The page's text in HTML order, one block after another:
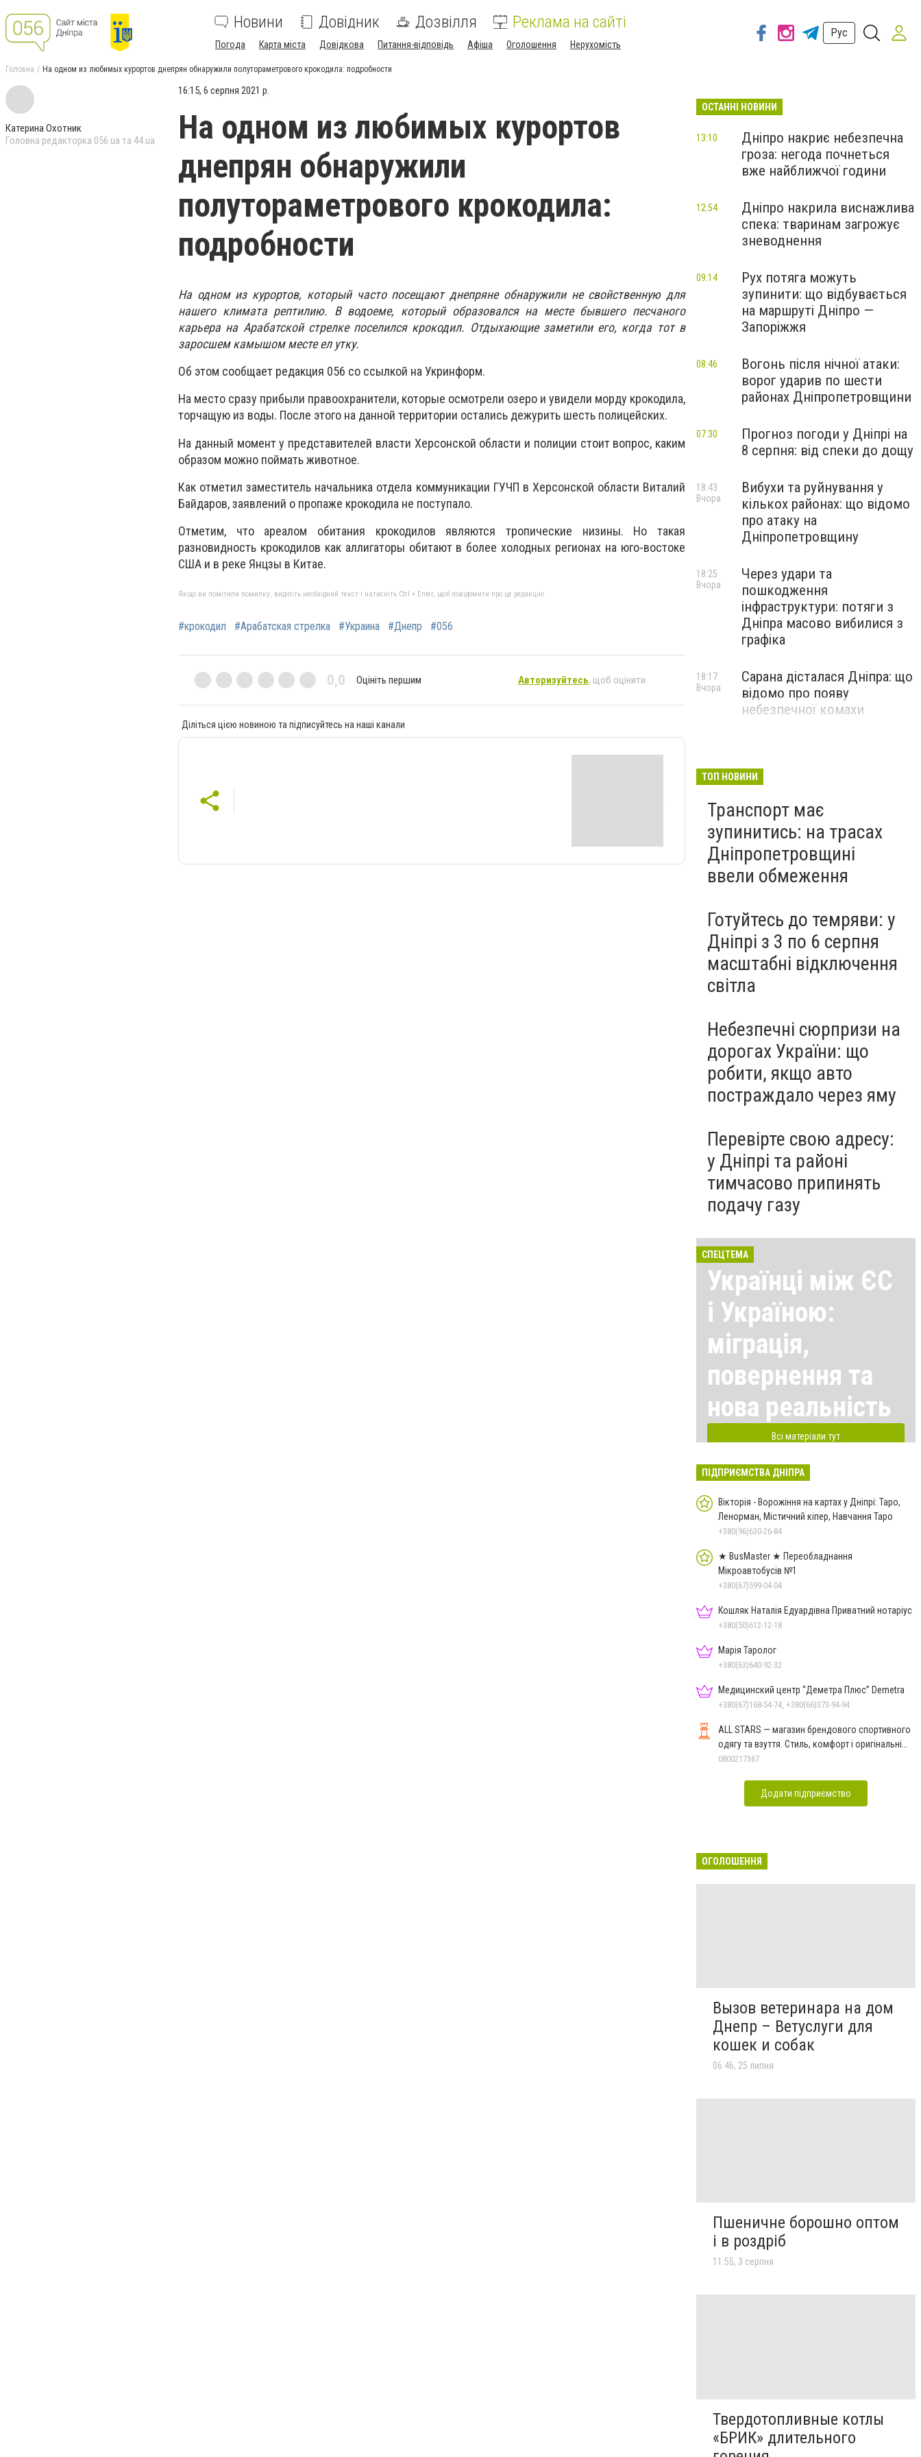
Новини Довідник Дозвілля Реклама на сайті
Погода Карта міста Довідкова Питання-відповідь Афіша Оголошення Нерухомість
Рус
Головна На одном из любимых курортов днепрян обнаружили полутораметрового крокодила: подробности
Катерина Охотник
Головна редакторка 056.ua та 44.ua
16:15, 6 серпня 2021 р.
На одном из любимых курортов
днепрян обнаружили
полутораметрового крокодила:
подробности
На одном из курортов, который часто посещают днепряне обнаружили не свойственную для
нашего климата рептилию. В водоеме, который образовался на месте бывшего песчаного
карьера на Арабатской стрелке поселился крокодил. Отдыхающие заметили его, когда тот в
заросшем камышом месте ел утку.
Об этом сообщает редакция 056 со ссылкой на Укринформ.
На место сразу прибыли правоохранители, которые осмотрели озеро и увидели морду крокодила,
торчащую из воды. После этого на данной территории остались дежурить шесть полицейских.
На данный момент у представителей власти Херсонской области и полиции стоит вопрос, каким
образом можно поймать животное.
Как отметил заместитель начальника отдела коммуникации ГУЧП в Херсонской области Виталий
Байдаров, заявлений о пропаже крокодила не поступало.
Отметим, что ареалом обитания крокодилов являются тропические низины. Но такая
разновидность крокодилов как аллигаторы обитают в более холодных регионах на юго-востоке
США и в реке Янцзы в Китае.
Якщо ви помітили помилку, виділіть необхідний текст і натисніть Ctrl + Enter, щоб повідомити про це редакцію
#крокодил #Арабатская стрелка #Украина #Днепр #056
0,0 Оцініть першим Авторизуйтесь, щоб оцінити
Діліться цією новиною та підписуйтесь на наші канали
ОСТАННІ НОВИНИ
Дніпро накриє небезпечна
гроза: негода почнеться
вже найближчої години
13:10
Дніпро накрила виснажлива
спека: тваринам загрожує
зневоднення
12:54
Рух потяга можуть
зупинити: що відбувається
на маршруті Дніпро —
Запоріжжя
09:14
Вогонь після нічної атаки:
ворог ударив по шести
районах Дніпропетровщини
08:46
Прогноз погоди у Дніпрі на
8 серпня: від спеки до дощу
07:30
Вибухи та руйнування у
кількох районах: що відомо
про атаку на
Дніпропетровщину
18:43
Вчора
Через удари та
пошкодження
інфраструктури: потяги з
Дніпра масово вибилися з
графіка
18:25
Вчора
Сарана дісталася Дніпра: що
відомо про появу
небезпечної комахи
18:17
Вчора
ТОП НОВИНИ
Транспорт має
зупинитись: на трасах
Дніпропетровщині
ввели обмеження
Готуйтесь до темряви: у
Дніпрі з 3 по 6 серпня
масштабні відключення
світла
Небезпечні сюрпризи на
дорогах України: що
робити, якщо авто
постраждало через яму
Перевірте свою адресу:
у Дніпрі та районі
тимчасово припинять
подачу газу
СПЕЦТЕМА
Українці між ЄС
і Україною:
міграція,
повернення та
нова реальність
Всі матеріали тут
ПІДПРИЄМСТВА ДНІПРА
Вікторія - Ворожіння на картах у Дніпрі: Таро,
Ленорман, Містичний кіпер, Навчання Таро
+380(96)630-26-84
★ BusMaster ★ Переобладнання
Мікроавтобусів №1
+380(67)599-04-04
Кошляк Наталія Едуардівна Приватний нотаріус
+380(50)612-12-18
Марія Таролог
+380(63)640-92-32
Медицинский центр “Деметра Плюс” Demetra
+380(67)168-54-74, +380(66)373-94-94
ALL STARS — магазин брендового спортивного
одягу та взуття. Стиль, комфорт і оригінальні
моделі
0800217367
Додати підприємство
ОГОЛОШЕННЯ
Вызов ветеринара на дом
Днепр – Ветуслуги для
кошек и собак
06:46, 25 липня
Пшеничне борошно оптом
і в роздріб
11:55, 3 серпня
Твердотопливные котлы
«БРИК» длительного